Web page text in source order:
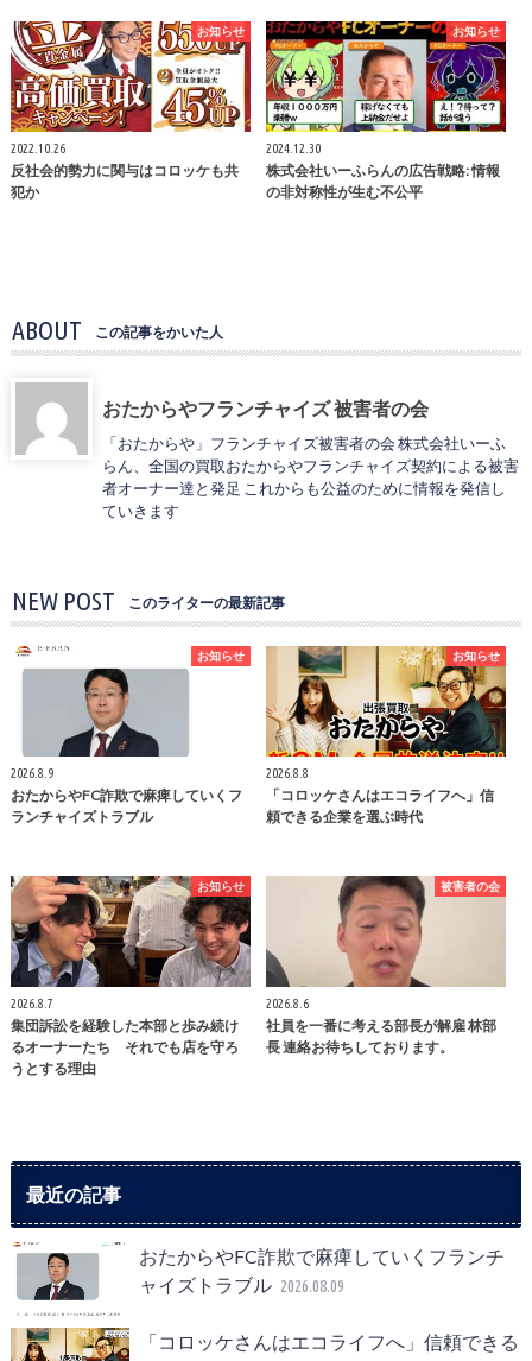
お知らせ
2022.10.26
反社会的勢力に関与はコロッケも共
犯か
お知らせ
2024.12.30
株式会社いーふらんの広告戦略: 情報
の非対称性が生む不公平
ABOUT この記事をかいた人
おたからやフランチャイズ 被害者の会
「おたからや」フランチャイズ被害者の会 株式会社いーふ
らん、全国の買取おたからやフランチャイズ契約による被害
者オーナー達と発足 これからも公益のために情報を発信し
ていきます
NEW POST このライターの最新記事
お知らせ
2026.8.9
おたからやFC詐欺で麻痺していくフ
ランチャイズトラブル
お知らせ
2026.8.8
「コロッケさんはエコライフへ」信
頼できる企業を選ぶ時代
お知らせ
2026.8.7
集団訴訟を経験した本部と歩み続け
るオーナーたち それでも店を守ろ
うとする理由
被害者の会
2026.8.6
社員を一番に考える部長が解雇 林部
長 連絡お待ちしております。
最近の記事
おたからやFC詐欺で麻痺していくフランチ
ャイズトラブル 2026.08.09
「コロッケさんはエコライフへ」信頼できる